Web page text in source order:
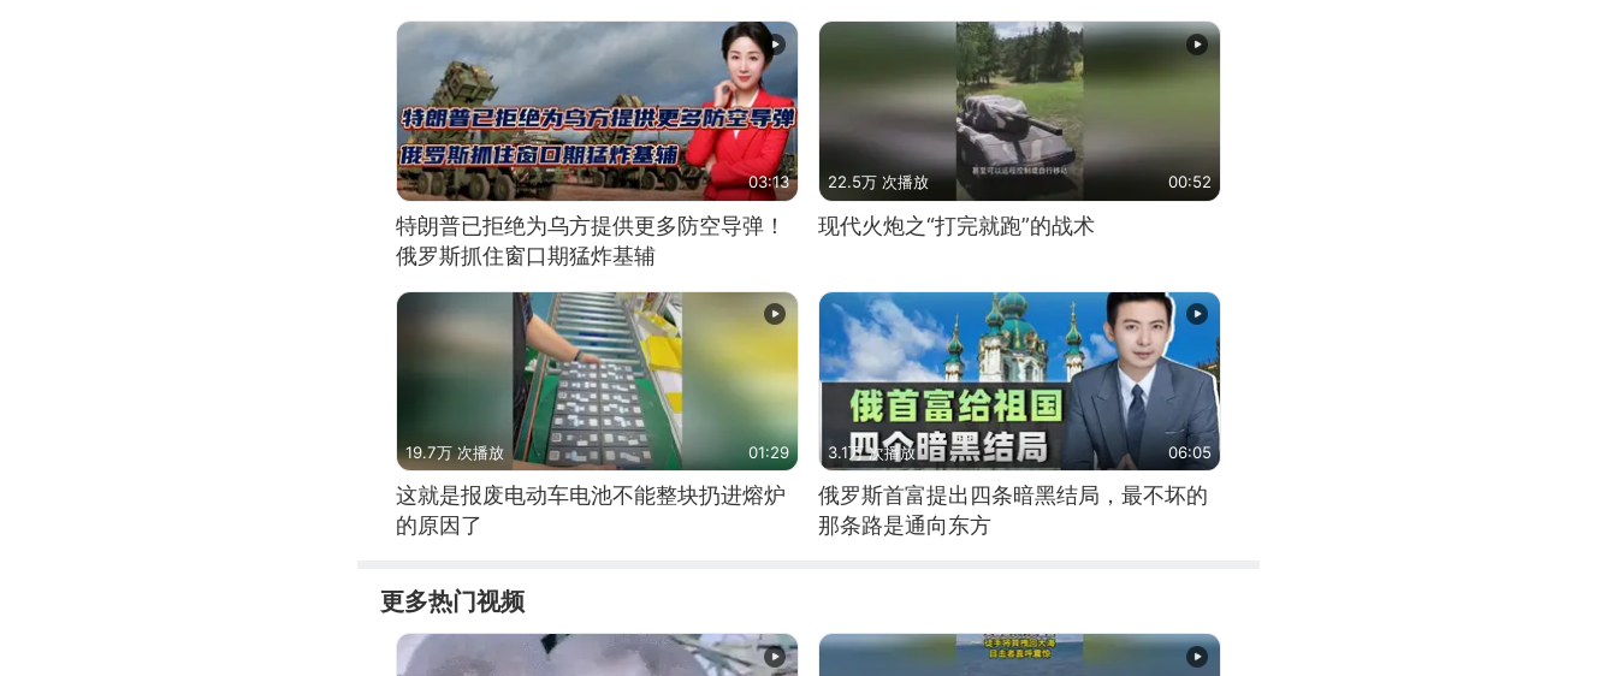
03:13
特朗普已拒绝为乌方提供更多防空导弹！
俄罗斯抓住窗口期猛炸基辅
22.5万 次播放 00:52
现代火炮之“打完就跑”的战术
19.7万 次播放 01:29
这就是报废电动车电池不能整块扔进熔炉
的原因了
3.1万 次播放 06:05
俄罗斯首富提出四条暗黑结局，最不坏的
那条路是通向东方
更多热门视频